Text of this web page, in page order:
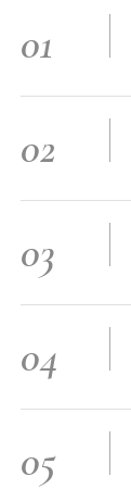
01
02
03
04
05